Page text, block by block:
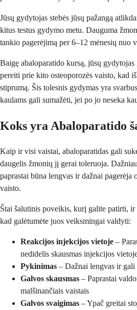
Jūsų gydytojas stebės jūsų pažangą
kitus testus gydymo metu. Dauguma
tankio pagerėjimą per 6–12 mėnesių nuo
Baigę abaloparatido kursą, jūsų
pereiti prie kito osteoporozės vaisto, kad
stiprumą. Šis tolesnis gydymas yra
kaulams gali sumažėti, jei po jo neseka
Koks yra Abaloparatido
Kaip ir visi vaistai, abaloparatidas gali
daugelis žmonių jį gerai toleruoja.
paprastai būna lengvas ir dažnai
vaisto.
Štai šalutinis poveikis, kurį galite patirti,
kad galėtumėte juos veiksmingai valdyti:
Reakcijos injekcijos vietoje –
nedidelis skausmas injekcijos
Pykinimas – Dažnai lengvas ir
Galvos skausmas – Paprastai
malšinančiais vaistais
Galvos svaigimas – Ypač greitai